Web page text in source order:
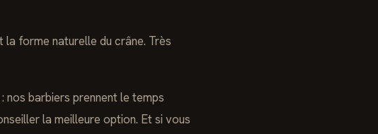
forme naturelle du crâne. Très
: nos barbiers prennent le temps
la meilleure option. Et si vous